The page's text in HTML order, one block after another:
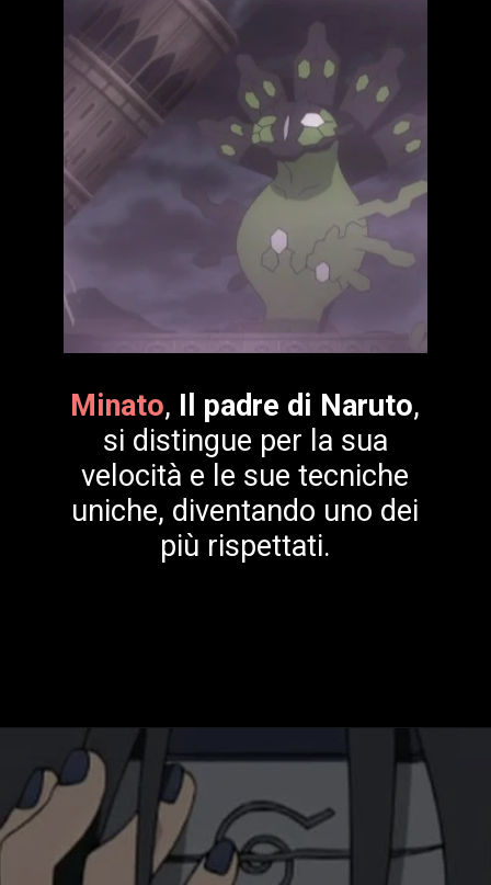
Minato, Il padre di Naruto,
si distingue per la sua
velocità e le sue tecniche
uniche, diventando uno dei
più rispettati.